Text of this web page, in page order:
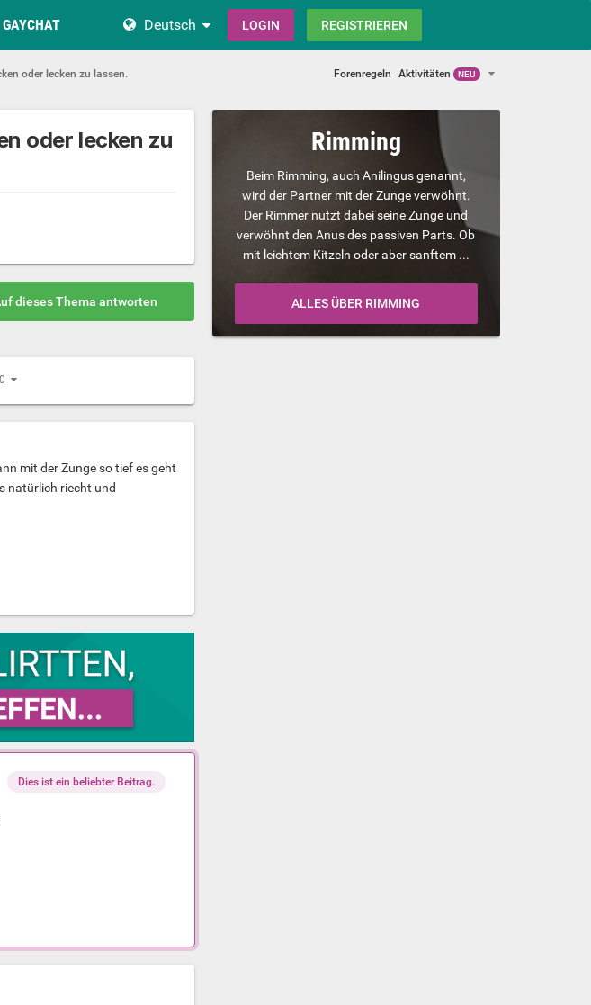
GAYCHAT Deutsch LOGIN REGISTRIEREN
Forenregeln Aktivitäten NEU
oder lecken zu lassen.
oder lecken zu
dieses Thema antworten
mit der Zunge so tief es geht
natürlich riecht und
Dies ist ein beliebter Beitrag.
Rimming
Beim Rimming, auch Anilingus genannt,
wird der Partner mit der Zunge verwöhnt.
Der Rimmer nutzt dabei seine Zunge und
verwöhnt den Anus des passiven Parts. Ob
mit leichtem Kitzeln oder aber sanftem ...
ALLES ÜBER RIMMING